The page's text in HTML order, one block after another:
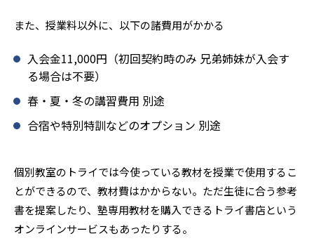
また、授業料以外に、以下の諸費用がかかる
入会金11,000円（初回契約時のみ 兄弟姉妹が入会す
る場合は不要）
春・夏・冬の講習費用 別途
合宿や特別特訓などのオプション 別途
個別教室のトライでは今使っている教材を授業で使用するこ
とができるので、教材費はかからない。ただ生徒に合う参考
書を提案したり、塾専用教材を購入できるトライ書店という
オンラインサービスもあったりする。